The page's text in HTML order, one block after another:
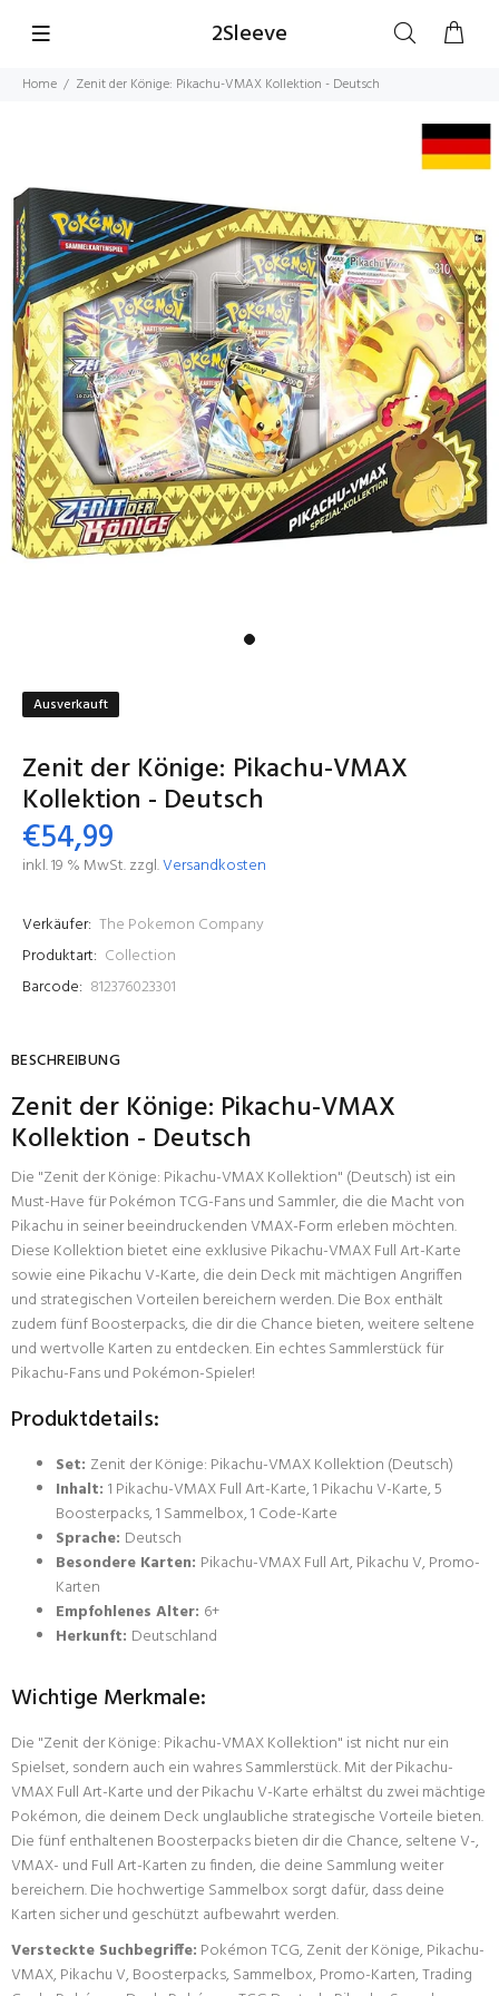
2Sleeve
Home Zenit der Könige: Pikachu-VMAX Kollektion - Deutsch
Ausverkauft
Zenit der Könige: Pikachu-VMAX
Kollektion - Deutsch
€54,99
inkl. 19 % MwSt. zzgl.Versandkosten
Verkäufer: The Pokemon Company
Produktart: Collection
Barcode: 812376023301
BESCHREIBUNG
Zenit der Könige: Pikachu-VMAX
Kollektion - Deutsch
Die "Zenit der Könige: Pikachu-VMAX Kollektion" (Deutsch) ist ein
Must-Have für Pokémon TCG-Fans und Sammler, die die Macht von
Pikachu in seiner beeindruckenden VMAX-Form erleben möchten.
Diese Kollektion bietet eine exklusive Pikachu-VMAX Full Art-Karte
sowie eine Pikachu V-Karte, die dein Deck mit mächtigen Angriffen
und strategischen Vorteilen bereichern werden. Die Box enthält
zudem fünf Boosterpacks, die dir die Chance bieten, weitere seltene
und wertvolle Karten zu entdecken. Ein echtes Sammlerstück für
Pikachu-Fans und Pokémon-Spieler!
Produktdetails:
Set: Zenit der Könige: Pikachu-VMAX Kollektion (Deutsch)
Inhalt: 1 Pikachu-VMAX Full Art-Karte, 1 Pikachu V-Karte, 5
Boosterpacks, 1 Sammelbox, 1 Code-Karte
Sprache: Deutsch
Besondere Karten: Pikachu-VMAX Full Art, Pikachu V, Promo-
Karten
Empfohlenes Alter: 6+
Herkunft: Deutschland
Wichtige Merkmale:
Die "Zenit der Könige: Pikachu-VMAX Kollektion" ist nicht nur ein
Spielset, sondern auch ein wahres Sammlerstück. Mit der Pikachu-
VMAX Full Art-Karte und der Pikachu V-Karte erhältst du zwei mächtige
Pokémon, die deinem Deck unglaubliche strategische Vorteile bieten.
Die fünf enthaltenen Boosterpacks bieten dir die Chance, seltene V-,
VMAX- und Full Art-Karten zu finden, die deine Sammlung weiter
bereichern. Die hochwertige Sammelbox sorgt dafür, dass deine
Karten sicher und geschützt aufbewahrt werden.
Versteckte Suchbegriffe: Pokémon TCG, Zenit der Könige, Pikachu-
VMAX, Pikachu V, Boosterpacks, Sammelbox, Promo-Karten, Trading